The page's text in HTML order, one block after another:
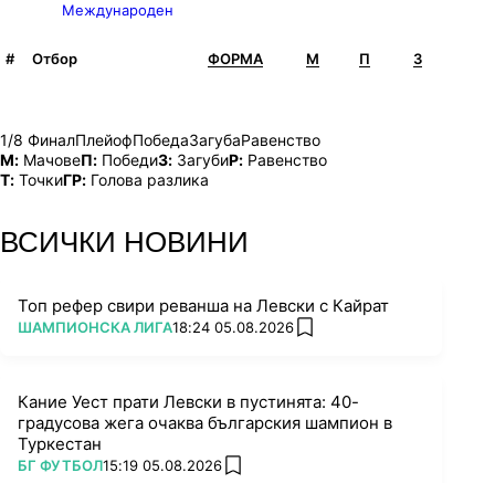
Международен
# Отбор ФОРМА M П З
1/8 ФиналПлейофПобедаЗагубаРавенство
М: МачовеП: ПобедиЗ: ЗагубиР: Равенство
T: ТочкиГР: Голова разлика
ВСИЧКИ НОВИНИ
Топ рефер свири реванша на Левски с Кайрат
ПОВЕЧЕ ОТ
ШАМПИОНСКА ЛИГА18:24 05.08.2026 add favorites
Кание Уест прати Левски в пустинята: 40-
градусова жега очаква българския шампион в
Туркестан
ПОВЕЧЕ ОТ
БГ ФУТБОЛ15:19 05.08.2026 add favorites